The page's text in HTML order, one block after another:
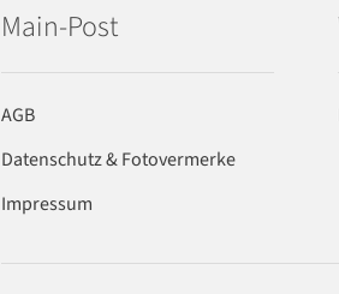
Main-Post
AGB
Datenschutz & Fotovermerke
Impressum